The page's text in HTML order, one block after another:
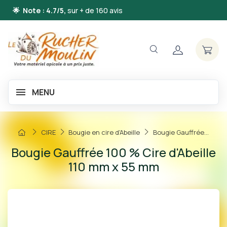
🌟 Note : 4.7/5, sur + de 160 avis
MENU
CIRE Bougie en cire d'Abeille Bougie Gauffrée...
Bougie Gauffrée 100 % Cire d'Abeille
110 mm x 55 mm